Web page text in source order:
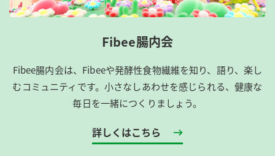
Fibee腸内会
Fibee腸内会は、​Fibeeや発酵性食物繊維を知り、語り、楽し
むコミュニティです。​小さなしあわせを感じられる、健康な
毎日を一緒につくりましょう。
詳しくはこちら